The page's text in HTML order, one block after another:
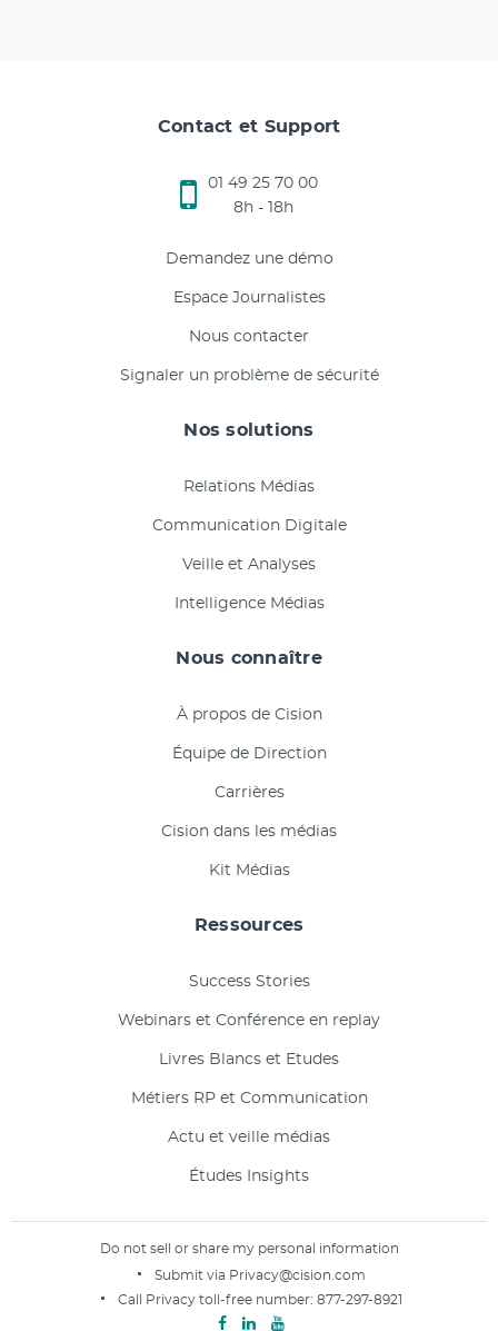
Contact et Support
01 49 25 70 00
8h - 18h
Demandez une démo
Espace Journalistes
Nous contacter
Signaler un problème de sécurité
Nos solutions
Relations Médias
Communication Digitale
Veille et Analyses
Intelligence Médias
Nous connaître
À propos de Cision
Équipe de Direction
Carrières
Cision dans les médias
Kit Médias
Ressources
Success Stories
Webinars et Conférence en replay
Livres Blancs et Etudes
Métiers RP et Communication
Actu et veille médias
Études Insights
Do not sell or share my personal information
Submit via Privacy@cision.com
Call Privacy toll-free number: 877-297-8921